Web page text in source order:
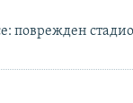
поврежден